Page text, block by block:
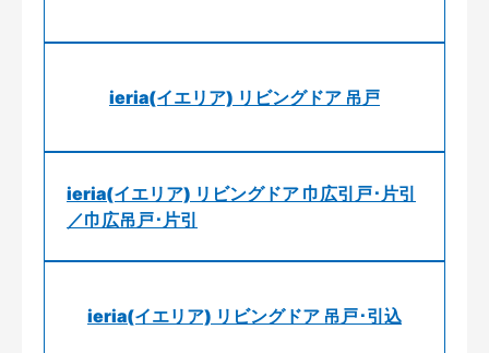
ieria(イエリア) リビングドア 吊戸
ieria(イエリア) リビングドア 巾広引戸･片引
／巾広吊戸･片引
ieria(イエリア) リビングドア 吊戸･引込